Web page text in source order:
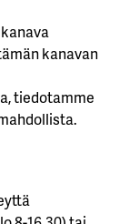
kanavan
tiedotamme